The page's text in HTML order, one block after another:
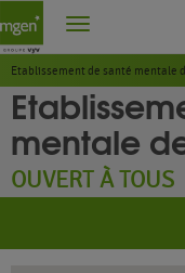
LILLE
Etablissement de santé mentale
mentale
OUVERT À TOUS